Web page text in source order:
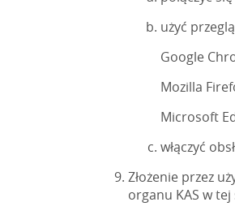
użyć
Google
Mozilla
Microsoft
włączyć
Złożenie przez
organu KAS w